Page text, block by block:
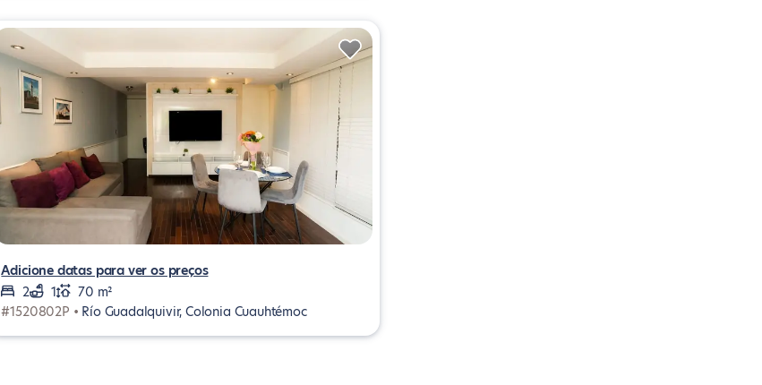
Adicione datas para ver os preços
2
1
70 m²
#1520802P • Río Guadalquivir, Colonia Cuauhtémoc